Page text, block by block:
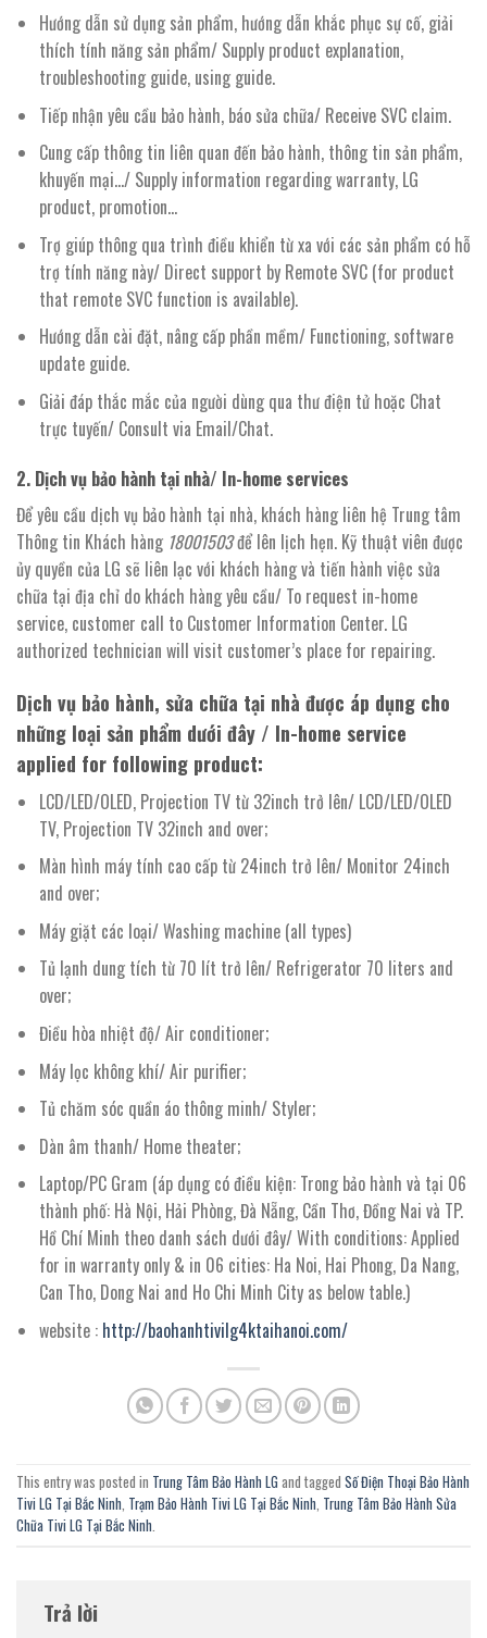
Hướng dẫn sử dụng sản phẩm, hướng dẫn khắc phục sự cố, giải
thích tính năng sản phẩm/ Supply product explanation,
troubleshooting guide, using guide.
Tiếp nhận yêu cầu bảo hành, báo sửa chữa/ Receive SVC claim.
Cung cấp thông tin liên quan đến bảo hành, thông tin sản phẩm,
khuyến mại…/ Supply information regarding warranty, LG
product, promotion…
Trợ giúp thông qua trình điều khiển từ xa với các sản phẩm có hỗ
trợ tính năng này/ Direct support by Remote SVC (for product
that remote SVC function is available).
Hướng dẫn cài đặt, nâng cấp phần mềm/ Functioning, software
update guide.
Giải đáp thắc mắc của người dùng qua thư điện tử hoặc Chat
trực tuyến/ Consult via Email/Chat.
2. Dịch vụ bảo hành tại nhà/ In-home services
Để yêu cầu dịch vụ bảo hành tại nhà, khách hàng liên hệ Trung tâm
Thông tin Khách hàng 18001503để lên lịch hẹn. Kỹ thuật viên được
ủy quyền của LG sẽ liên lạc với khách hàng và tiến hành việc sửa
chữa tại địa chỉ do khách hàng yêu cầu/ To request in-home
service, customer call to Customer Information Center. LG
authorized technician will visit customer’s place for repairing.
Dịch vụ bảo hành, sửa chữa tại nhà được áp dụng cho
những loại sản phẩm dưới đây / In-home service
applied for following product:
LCD/LED/OLED, Projection TV từ 32inch trở lên/ LCD/LED/OLED
TV, Projection TV 32inch and over;
Màn hình máy tính cao cấp từ 24inch trở lên/ Monitor 24inch
and over;
Máy giặt các loại/ Washing machine (all types)
Tủ lạnh dung tích từ 70 lít trở lên/ Refrigerator 70 liters and
over;
Điều hòa nhiệt độ/ Air conditioner;
Máy lọc không khí/ Air purifier;
Tủ chăm sóc quần áo thông minh/ Styler;
Dàn âm thanh/ Home theater;
Laptop/PC Gram (áp dụng có điều kiện: Trong bảo hành và tại 06
thành phố: Hà Nội, Hải Phòng, Đà Nẵng, Cần Thơ, Đồng Nai và TP.
Hồ Chí Minh theo danh sách dưới đây/ With conditions: Applied
for in warranty only & in 06 cities: Ha Noi, Hai Phong, Da Nang,
Can Tho, Dong Nai and Ho Chi Minh City as below table.)
website : http://baohanhtivilg4ktaihanoi.com/
This entry was posted in Trung Tâm Bảo Hành LG and tagged Số Điện Thoại Bảo Hành
Tivi LG Tại Bắc Ninh, Trạm Bảo Hành Tivi LG Tại Bắc Ninh, Trung Tâm Bảo Hành Sửa
Chữa Tivi LG Tại Bắc Ninh.
Trả lời